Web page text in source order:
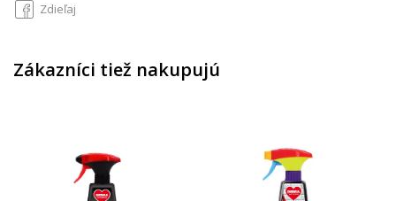
Zdieľaj
Zákazníci tiež nakupujú